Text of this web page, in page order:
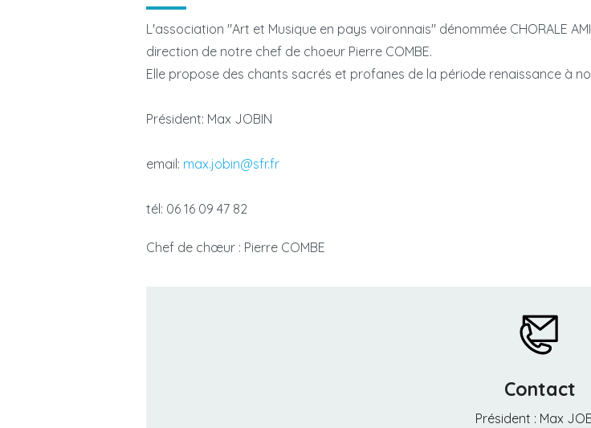
L'association "Art et Musique en pays voironnais" dénommée CHORALE
direction de notre chef de choeur Pierre COMBE.
Elle propose des chants sacrés et profanes de la période renaissance à
Président: Max JOBIN
email: max.jobin@sfr.fr
tél: 06 16 09 47 82
Chef de chœur : Pierre COMBE
Contact
Président : Max